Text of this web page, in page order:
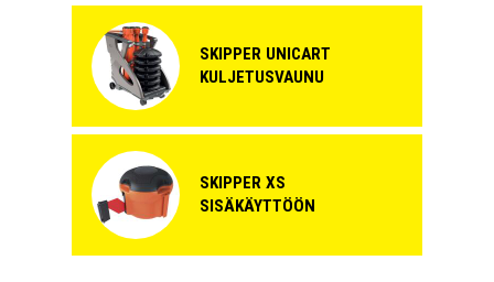
SKIPPER UNICART
KULJETUSVAUNU
SKIPPER XS
SISÄKÄYTTÖÖN